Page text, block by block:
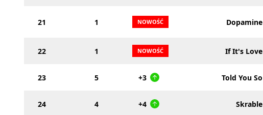
21 1 Dopamine
22 1 If It's Love
23 5 +3 Told You So
24 4 +4 Skrable